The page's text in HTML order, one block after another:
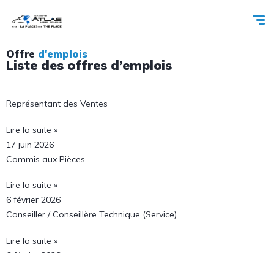
Offre d'emplois
Liste des offres d’emplois
Représentant des Ventes
Lire la suite »
17 juin 2026
Commis aux Pièces
Lire la suite »
6 février 2026
Conseiller / Conseillère Technique (Service)
Lire la suite »